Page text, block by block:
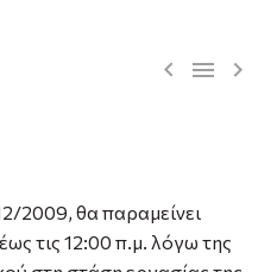
  
2009, θα παραμείνει
τις 12:00 π.μ. λόγω της